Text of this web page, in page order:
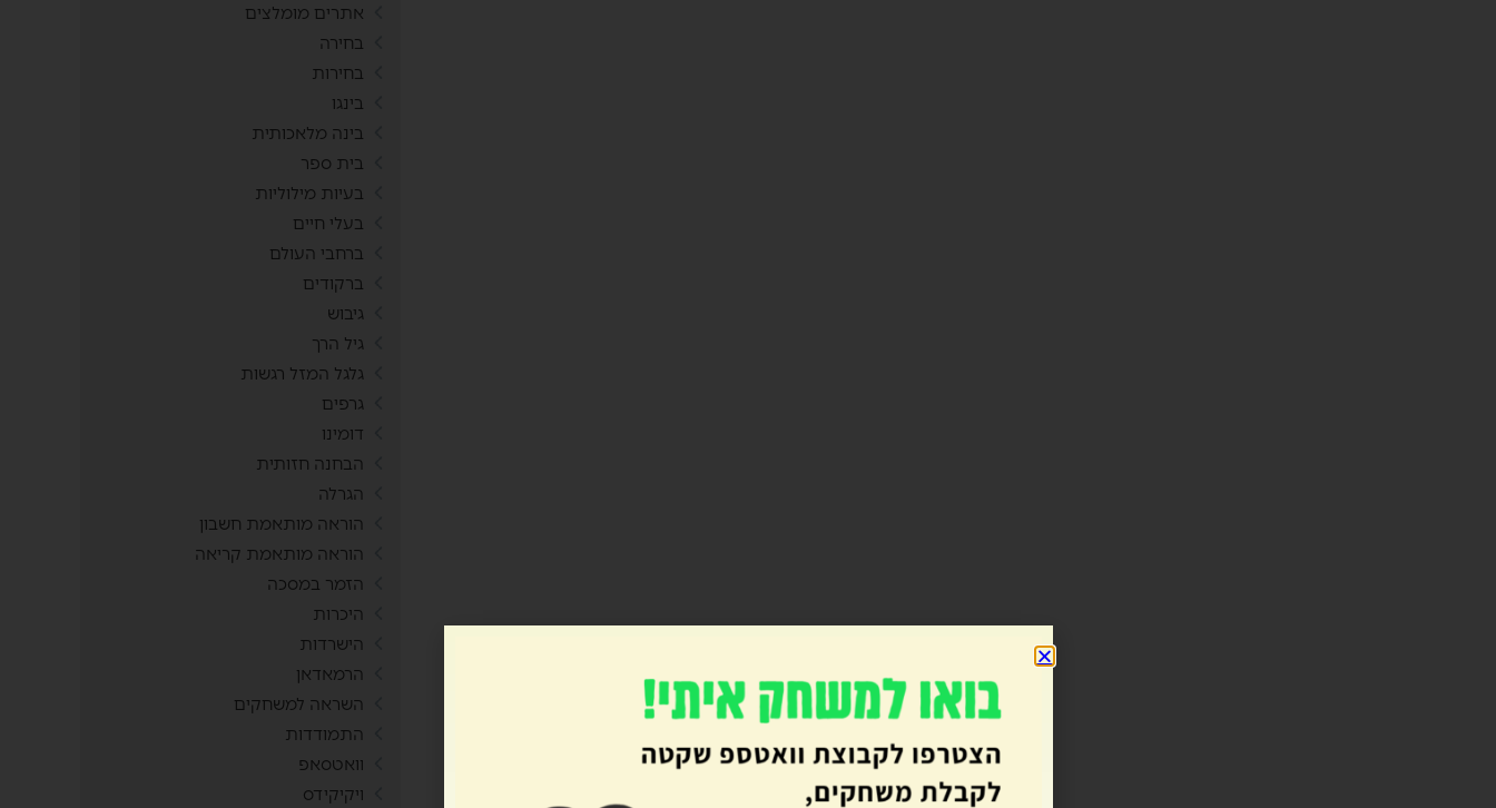
אתרים מומלצים
בחירה
בחירות
בינגו
בינה מלאכותית
בית ספר
בעיות מילוליות
בעלי חיים
ברחבי העולם
ברקודים
גיבוש
גיל הרך
גלגל המזל רגשות
גרפים
דומינו
הבחנה חזותית
הגרלה
הוראה מותאמת חשבון
הוראה מותאמת קריאה
הזמר במסכה
היכרות
הישרדות
הרמאדאן
השראה למשחקים
התמודדות
וואטסאפ
ויקיקידס